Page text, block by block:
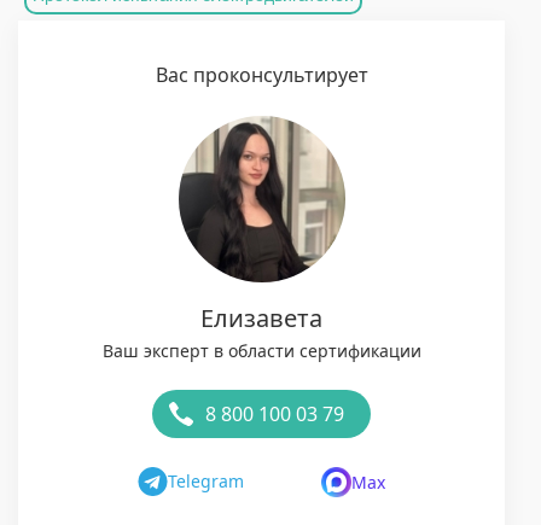
Вас проконсультирует
Елизавета
Ваш эксперт в области сертификации
8 800 100 03 79
Telegram Max